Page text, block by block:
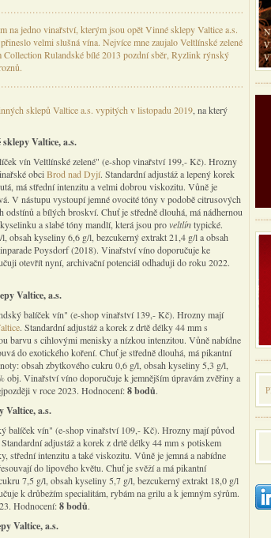
na jedno vinařství, kterým jsou opět Vinné sklepy Valtice a.s.
velmi slušná vína. Nejvíce mne zaujalo Veltlínské zelené
Rulandské bílé 2013 pozdní sběr, Ryzlink rýnský
sklepů Valtice a.s. vypitých v listopadu 2019 , na který
Valtice, a.s.
vín Veltlínské zelené" (e-shop vinařství 199,- Kč). Hrozny
obciBrod nad Dyjí. Standardní adjustáž a lepený korek
má střední intenzitu a velmi dobrou viskozitu. Vůně je
V nástupu vystoupí jemné ovocité tóny v podobě citrusových
a bílých broskví. Chuť je středně dlouhá, má nádhernou
a slabé tóny mandlí, která jsou proveltlíntypické.
obsah kyseliny 6,6 g/l, bezcukerný extrakt 21,4 g/l a obsah
Poysdorf (2018). Vinařství víno doporučuje ke
otevřít nyní, archivační potenciál odhaduji do roku 2022.
Valtice, a.s.
balíček vín" (e-shop vinařství 139,- Kč). Hrozny mají
. Standardní adjustáž a korek z drtě délky 44 mm s
barvu s cihlovými menisky a nízkou intenzitou. Vůně nabídne
do exotického koření. Chuť je středně dlouhá, má pikantní
obsah zbytkového cukru 0,6 g/l, obsah kyseliny 5,3 g/l,
obj. Vinařství víno doporučuje k jemnějším úpravám zvěřiny a
v roce 2023. Hodnocení:8 bodů.
Valtice, a.s.
balíček vín" (e-shop vinařství 109,- Kč). Hrozny mají původ
Standardní adjustáž a korek z drtě délky 44 mm s potiskem
střední intenzitu a také viskozitu. Vůně je jemná a nabídne
do lipového květu. Chuť je svěží a má pikantní
7,5 g/l, obsah kyseliny 5,7 g/l, bezcukerný extrakt 18,0 g/l
k drůbežím specialitám, rybám na grilu a k jemným sýrům.
Hodnocení:8 bodů.
Valtice, a.s.